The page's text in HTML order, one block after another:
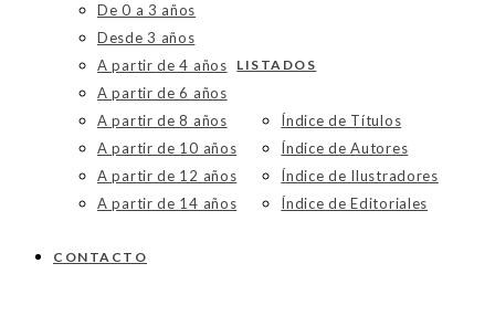
De 0 a 3 años
Desde 3 años
A partir de 4 años
A partir de 6 años
A partir de 8 años
A partir de 10 años
A partir de 12 años
A partir de 14 años
LISTADOS
Índice de Títulos
Índice de Autores
Índice de Ilustradores
Índice de Editoriales
CONTACTO